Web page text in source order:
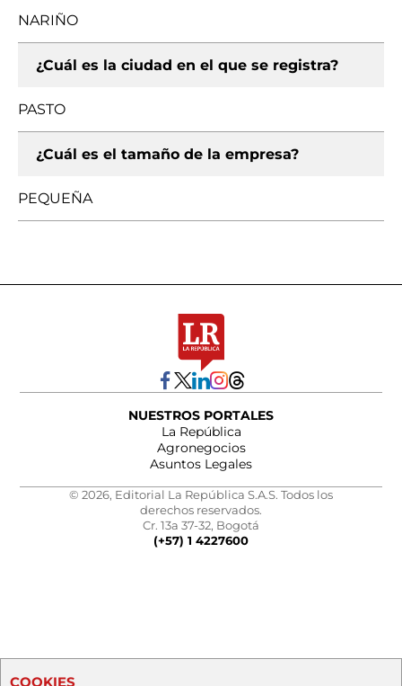
NARIÑO
¿Cuál es la ciudad en el que se registra?
PASTO
¿Cuál es el tamaño de la empresa?
PEQUEÑA
NUESTROS PORTALES
La República
Agronegocios
Asuntos Legales
© 2026, Editorial La República S.A.S. Todos los
derechos reservados.
Cr. 13a 37-32, Bogotá
(+57) 1 4227600
COOKIES